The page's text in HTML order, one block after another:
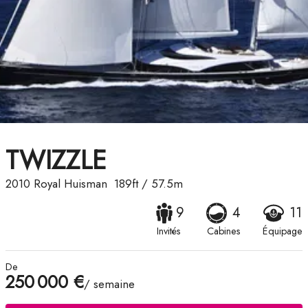
TWIZZLE
2010 Royal Huisman 189ft/ 57.5m
9
Invités
4
Cabines
11
Équipage
De
250 000 €/ semaine